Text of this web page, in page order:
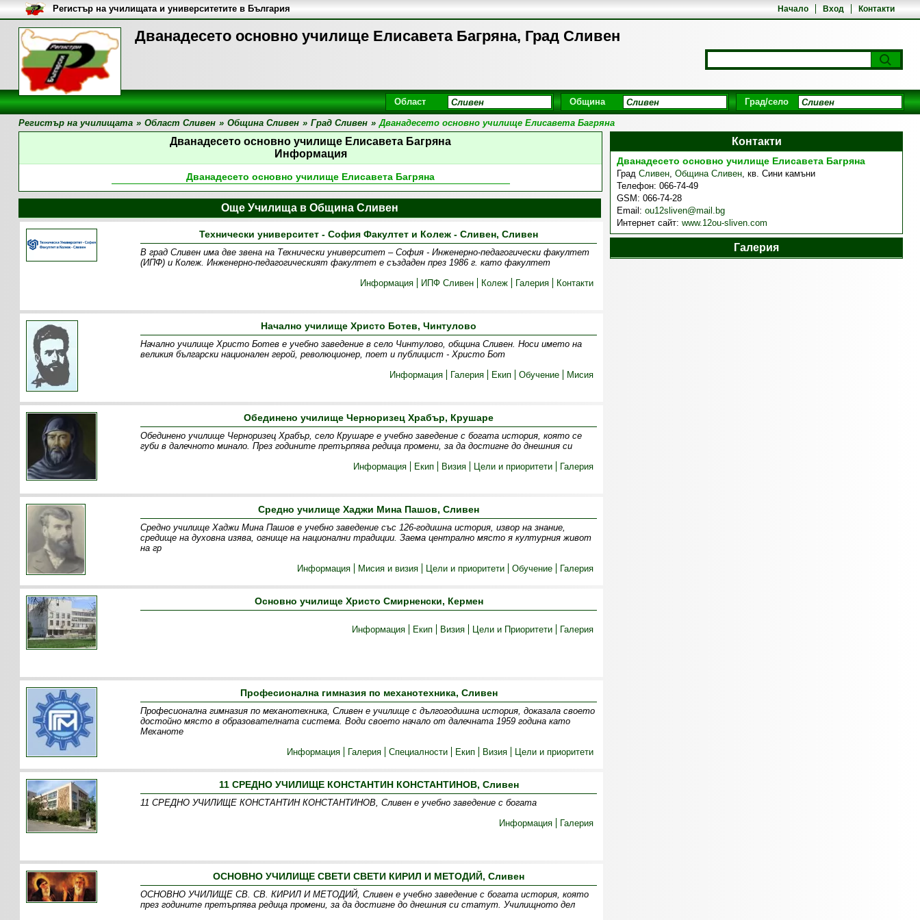
Дванадесето основно училище Елисавета Багряна, Град Сливен
Начало Вход Контакти
Регистър на училищата и университетите в България
Област Община Град/село
Регистър на училищата » Област Сливен » Община Сливен » Град Сливен » Дванадесето основно училище Елисавета Багряна
Дванадесето основно училище Елисавета Багряна
Информация
Дванадесето основно училище Елисавета Багряна
Контакти
Дванадесето основно училище Елисавета Багряна
Град Сливен, Община Сливен, кв. Сини камъни
Телефон: 066-74-49
GSM: 066-74-28
Email: ou12sliven@mail.bg
Интернет сайт: www.12ou-sliven.com
Галерия
Още Училища в Община Сливен
Технически университет - София Факултет и Колеж - Сливен, Сливен
В град Сливен има две звена на Технически университет – София - Инженерно-педагогически факултет
(ИПФ) и Колеж. Инженерно-педагогическият факултет е създаден през 1986 г. като факултет
Информация
ИПФ Сливен Колеж Галерия Контакти
Начално училище Христо Ботев, Чинтулово
Начално училище Христо Ботев е учебно заведение в село Чинтулово, община Сливен. Носи името на
великия български национален герой, революционер, поет и публицист - Христо Бот
Информация
Галерия Екип Обучение Мисия
Обединено училище Черноризец Храбър, Крушаре
Обединено училище Черноризец Храбър, село Крушаре е учебно заведение с богата история, която се
губи в далечното минало. През годините претърпява редица промени, за да достигне до днешния си
Информация
Екип Визия Цели и приоритети Галерия
Средно училище Хаджи Мина Пашов, Сливен
Средно училище Хаджи Мина Пашов е учебно заведение със 126-годишна история, извор на знание,
средище на духовна изява, огнище на национални традиции. Заема централно място я културния живот
на гр
Информация
Мисия и визия Цели и приоритети Обучение Галерия
Основно училище Христо Смирненски, Кермен
Информация Екип Визия Цели и Приоритети Галерия
Професионална гимназия по механотехника, Сливен
Професионална гимназия по механотехника, Сливен е училище с дългогодишна история, доказала своето
достойно място в образователната система. Води своето начало от далечната 1959 година като
Механоте
Информация
Галерия Специалности Екип Визия Цели и приоритети
11 СРЕДНО УЧИЛИЩЕ КОНСТАНТИН КОНСТАНТИНОВ, Сливен
11 СРЕДНО УЧИЛИЩЕ КОНСТАНТИН КОНСТАНТИНОВ, Сливен е учебно заведение с богата
Информация
Галерия
ОСНОВНО УЧИЛИЩЕ СВЕТИ СВЕТИ КИРИЛ И МЕТОДИЙ, Сливен
ОСНОВНО УЧИЛИЩЕ СВ. СВ. КИРИЛ И МЕТОДИЙ, Сливен е учебно заведение с богата история, която
през годините претърпява редица промени, за да достигне до днешния си статут. Училищното дел